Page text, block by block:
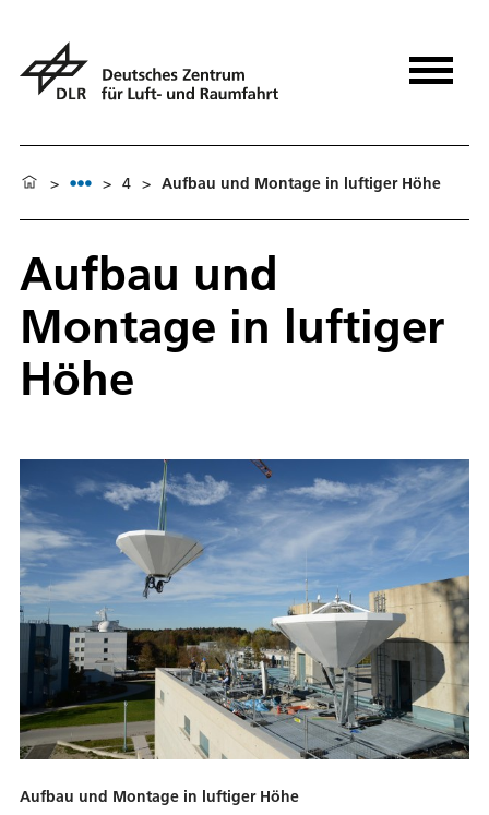
> > 4 > Aufbau und Montage in luftiger Höhe
Aufbau und
Montage in luftiger
Höhe
Aufbau und Montage in luftiger Höhe